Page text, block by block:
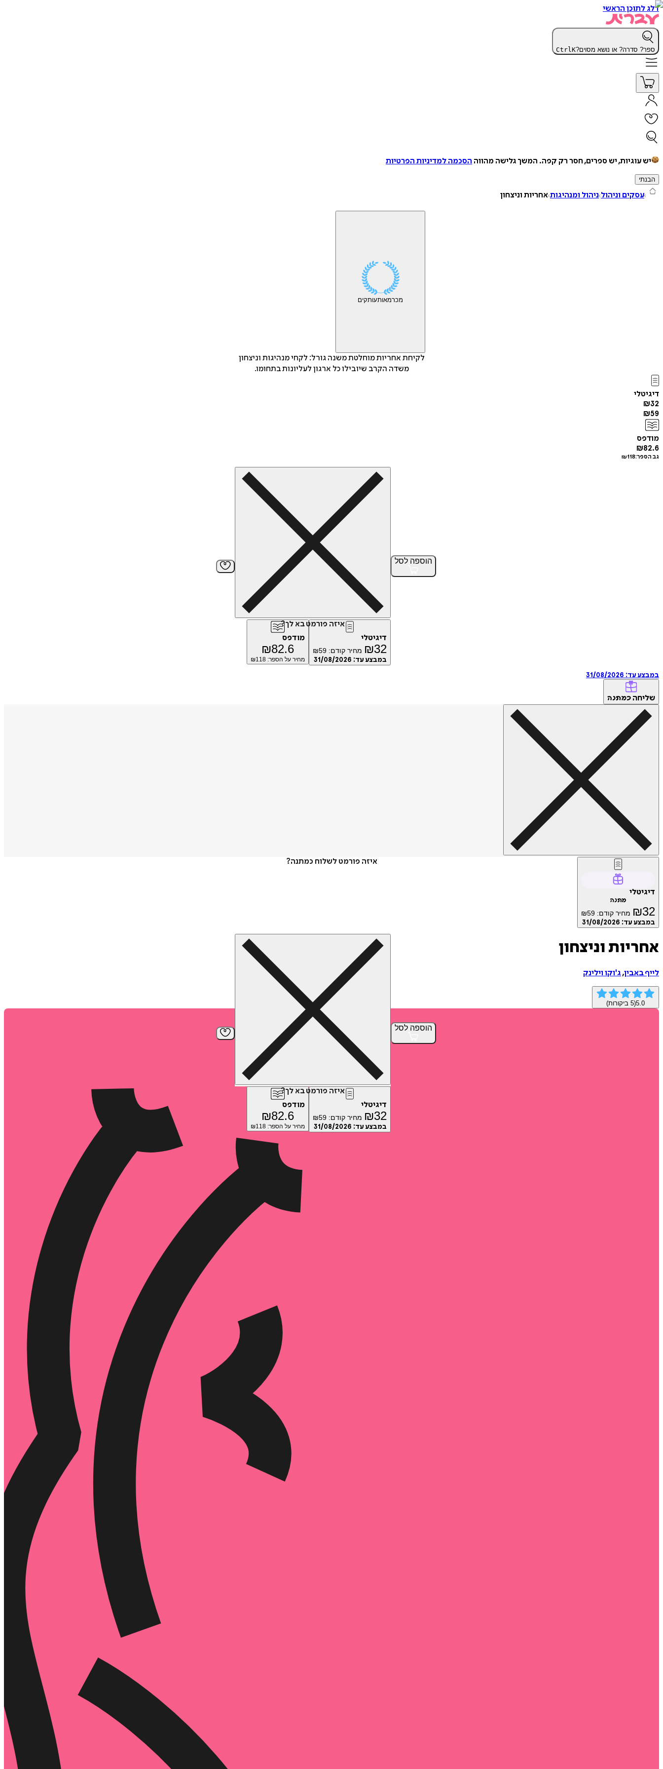
דלג לתוכן הראשי
ספר? סדרה? או נושא מסוים? CtrlK
יש עוגיות, יש ספרים, חסר רק קפה. המשך גלישה מהווה הסכמה למדיניות הפרטיות
הבנתי
עסקים וניהול ניהול ומנהיגות אחריות וניצחון
מכרמאותעותקים
לקיחת אחריות מוחלטת משנה גורל: לקחי מנהיגות וניצחון
משדה הקרב שיובילו כל ארגון לעליונות בתחומו.
דיגיטלי
₪32
₪59
מודפס
₪82.6
גב הספר: ₪118
הוספה לסל
איזה פורמט בא לך?
דיגיטלי
₪32 מחיר קודם: ₪59
במבצע עד: 31/08/2026
מודפס
₪82.6
מחיר על הספר: ₪118
במבצע עד: 31/08/2026
שליחה כמתנה
איזה פורמט לשלוח כמתנה?
דיגיטלי
מתנה
₪32 מחיר קודם: ₪59
במבצע עד: 31/08/2026
הוספה לסל
איזה פורמט בא לך?
דיגיטלי
₪32 מחיר קודם: ₪59
במבצע עד: 31/08/2026
מודפס
₪82.6
מחיר על הספר: ₪118
אחריות וניצחון
לייף באבין,ג'וקו וילינק
5.0
(
5 ביקורות)